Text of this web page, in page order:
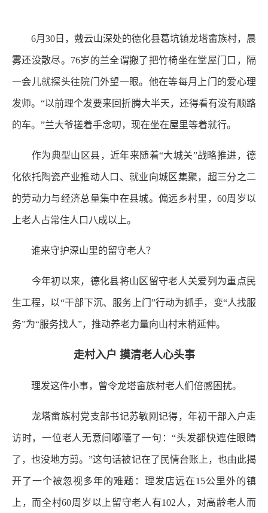
6月30日，戴云山深处的德化县葛坑镇龙塔畲族村，晨
雾还没散尽。76岁的兰全谓搬了把竹椅坐在堂屋门口，隔
一会儿就探头往院门外望一眼。他在等每月上门的爱心理
发师。“以前理个发要来回折腾大半天，还得看有没有顺路
的车。”兰大爷搓着手念叨，现在坐在屋里等着就行。
作为典型山区县，近年来随着“大城关”战略推进，德
化依托陶瓷产业推动人口、就业向城区集聚，超三分之二
的劳动力与经济总量集中在县城。偏远乡村里，60周岁以
上老人占常住人口八成以上。
谁来守护深山里的留守老人？
今年初以来，德化县将山区留守老人关爱列为重点民
生工程，以“干部下沉、服务上门”行动为抓手，变“人找服
务”为“服务找人”，推动养老力量向山村末梢延伸。
走村入户 摸清老人心头事
理发这件小事，曾令龙塔畲族村老人们倍感困扰。
龙塔畲族村党支部书记苏敏刚记得，年初干部入户走
访时，一位老人无意间嘟囔了一句：“头发都快遮住眼睛
了，也没地方剪。”这句话被记在了民情台账上，也由此揭
开了一个被忽视多年的难题：理发店远在15公里外的镇
上，而全村60周岁以上留守老人有102人，对高龄老人而